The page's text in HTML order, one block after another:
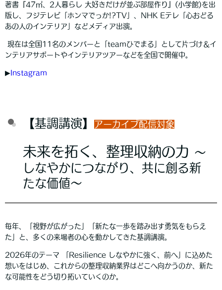
著書『47㎡、2人暮らし 大好きだけが並ぶ部屋作り』(小学館)を出
版し、フジテレビ「ホンマでっか!?TV」、NHK Eテレ「心おどる
あの人のインテリア」などメディア出演。
現在は全国11名のメンバーと「teamひでまる」として片づけ＆イ
ンテリアサポートやインテリアツアーなどを全国で開催中。
▶︎Instagram
【基調講演】 アーカイブ配信対象
未来を拓く、整理収納の⼒ 〜
しなやかにつながり、共に創る新
たな価値〜
毎年、「視野が広がった」「新たな一歩を踏み出す勇気をもらえ
た」と、多くの来場者の心を動かしてきた基調講演。
2026年のテーマ 「Resilience しなやかに強く、前へ」に込めた
想いをはじめ、これからの整理収納業界はどこへ向かうのか、新た
な可能性をどう切り拓いていくのか。